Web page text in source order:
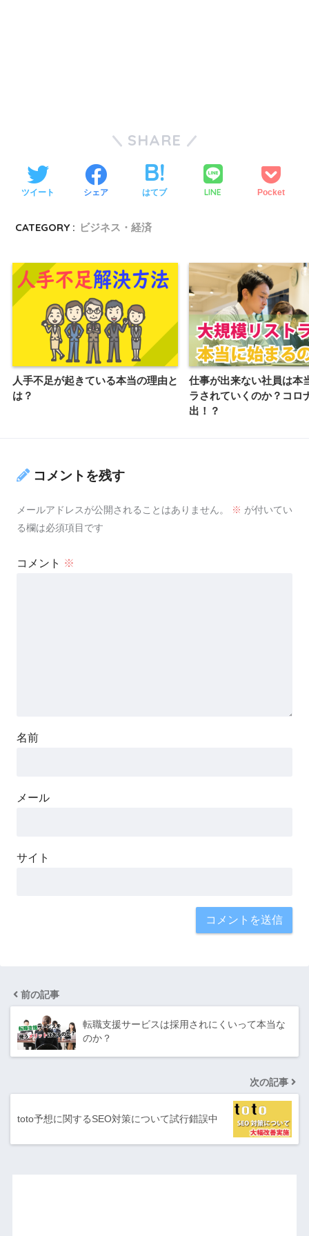
SHARE
ツイート シェア はてブ LINE Pocket
CATEGORY : ビジネス・経済
人手不足が起きている本当の理由と
は？
仕事が出来ない社員は本
ラされていくのか？コロ
出！？
コメントを残す
メールアドレスが公開されることはありません。 ※ が付いてい
る欄は必須項目です
コメント ※
名前
メール
サイト
前の記事
転職支援サービスは採用されにくいって本当な
のか？
次の記事
toto予想に関するSEO対策について試行錯誤中